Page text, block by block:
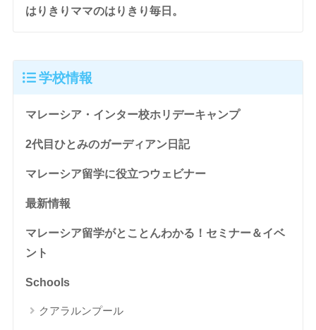
はりきりママのはりきり毎日。
学校情報
マレーシア・インター校ホリデーキャンプ
2代目ひとみのガーディアン日記
マレーシア留学に役立つウェビナー
最新情報
マレーシア留学がとことんわかる！セミナー＆イベ
ント
Schools
クアラルンプール